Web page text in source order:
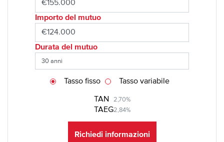
Importo del mutuo
Durata del mutuo
TAN 2,70%
TAEG2,84%
Tasso fisso Tasso variabile
Richiedi informazioni